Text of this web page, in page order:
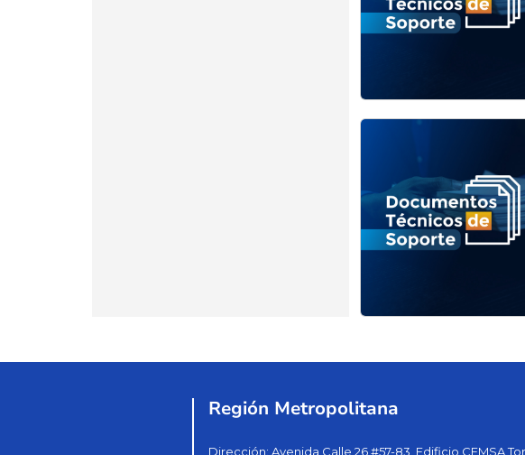
Región Metropolitana
Dirección: Avenida Calle 26 #57-83, Edificio CEMSA